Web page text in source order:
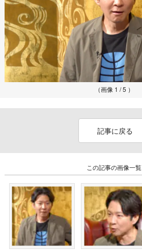
（画像 1 / 5 ）
記事に戻る
この記事の画像一覧